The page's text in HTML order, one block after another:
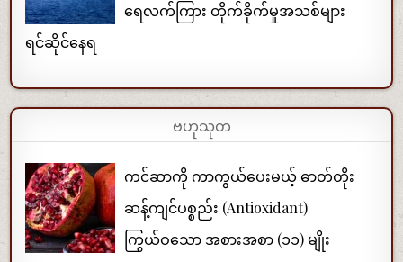
ရေလက်ကြား တိုက်ခိုက်မှုအသစ်များ
ရင်ဆိုင်နေရ
ဗဟုသုတ
ကင်ဆာကို ကာကွယ်ပေးမယ့် ဓာတ်တိုး
ဆန့်ကျင်ပစ္စည်း (Antioxidant)
ကြွယ်ဝသော အစားအစာ (၁၁) မျိုး